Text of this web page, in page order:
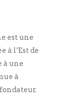
est une
à l’Est de
à une
à